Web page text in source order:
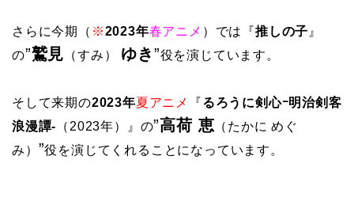
さらに今期（ ※2023年春アニメ ）では『推しの子 』
の”鷲見 （すみ） ゆき”役を演じています。
そして来期の2023年夏アニメ 『るろうに剣心ｰ明治剣客
浪漫譚- （2023年）』の”高荷 恵 （たかに めぐ
み） ”役を演じてくれることになっています。